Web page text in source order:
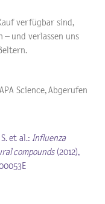
verfügbar sind,
– und verlassen uns
Science, Abgerufen
et al.: Influenza
compounds (2012),